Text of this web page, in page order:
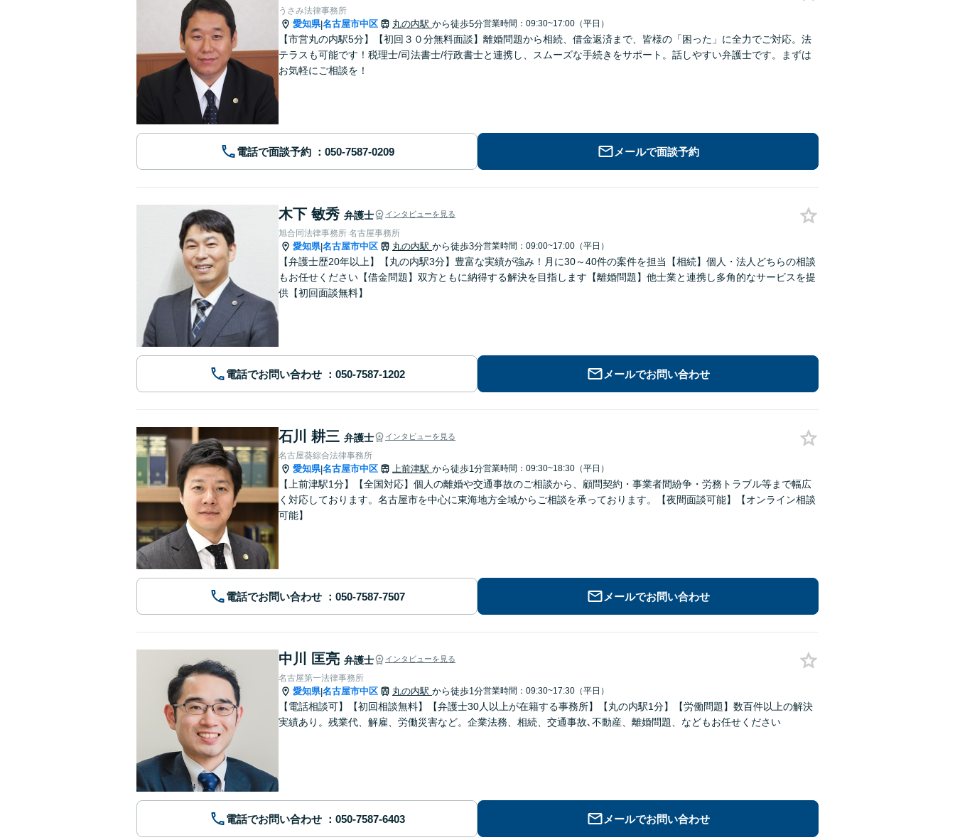
うさみ法律事務所
愛知県|名古屋市中区 丸の内駅 から徒歩5分営業時間：09:30~17:00（平日）
【市営丸の内駅5分】【初回３０分無料面談】離婚問題から相続、借金返済まで、皆様の「困った」に全力でご対応。法
テラスも可能です！税理士/司法書士/行政書士と連携し、スムーズな手続きをサポート。話しやすい弁護士です。まずは
お気軽にご相談を！
電話で面談予約 メールで面談予約
木下 敏秀 弁護士 インタビューを見る
旭合同法律事務所 名古屋事務所
愛知県|名古屋市中区 丸の内駅 から徒歩3分営業時間：09:00~17:00（平日）
【弁護士歴20年以上】【丸の内駅3分】豊富な実績が強み！月に30～40件の案件を担当【相続】個人・法人どちらの相談
もお任せください【借金問題】双方ともに納得する解決を目指します【離婚問題】他士業と連携し多角的なサービスを提
供【初回面談無料】
電話でお問い合わせ メールでお問い合わせ
石川 耕三 弁護士 インタビューを見る
名古屋葵綜合法律事務所
愛知県|名古屋市中区 上前津駅 から徒歩1分営業時間：09:30~18:30（平日）
【上前津駅1分】【全国対応】個人の離婚や交通事故のご相談から、顧問契約・事業者間紛争・労務トラブル等まで幅広
く対応しております。名古屋市を中心に東海地方全域からご相談を承っております。【夜間面談可能】【オンライン相談
可能】
電話でお問い合わせ メールでお問い合わせ
中川 匡亮 弁護士 インタビューを見る
名古屋第一法律事務所
愛知県|名古屋市中区 丸の内駅 から徒歩1分営業時間：09:30~17:30（平日）
【電話相談可】【初回相談無料】【弁護士30人以上が在籍する事務所】【丸の内駅1分】【労働問題】数百件以上の解決
実績あり。残業代、解雇、労働災害など。企業法務、相続、交通事故､不動産、離婚問題、などもお任せください
電話でお問い合わせ メールでお問い合わせ